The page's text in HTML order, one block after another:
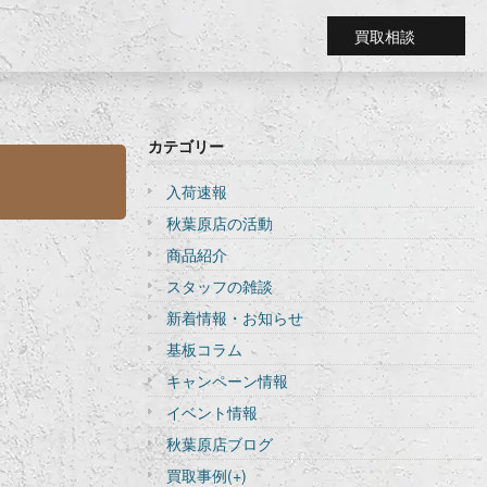
買取相談
カテゴリー
入荷速報
秋葉原店の活動
商品紹介
スタッフの雑談
新着情報・お知らせ
基板コラム
キャンペーン情報
イベント情報
秋葉原店ブログ
買取事例(+)